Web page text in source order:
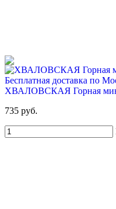
ХВАЛОВСКАЯ Горная
735 руб.